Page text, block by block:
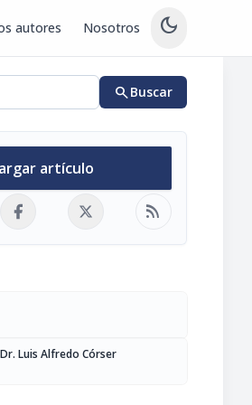
autores Nosotros dark_mode
searchBuscar
artículo
rss_feed
Luis Alfredo Córser